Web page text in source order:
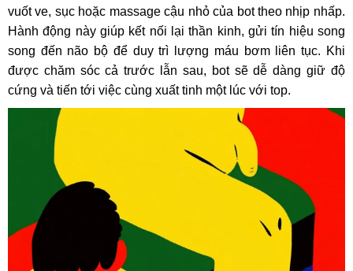
vuốt ve, sục hoặc massage cậu nhỏ của bot theo nhịp nhấp.
Hành động này giúp kết nối lại thần kinh, gửi tín hiệu song
song đến não bộ để duy trì lượng máu bơm liên tục. Khi
được chăm sóc cả trước lẫn sau, bot sẽ dễ dàng giữ độ
cứng và tiến tới việc cùng xuất tinh một lúc với top.